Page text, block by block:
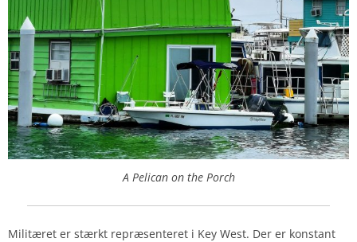
A Pelican on the Porch
Militæret er stærkt repræsenteret i Key West. Der er konstant